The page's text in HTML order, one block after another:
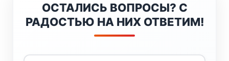
ОСТАЛИСЬ ВОПРОСЫ? С
РАДОСТЬЮ НА НИХ ОТВЕТИМ!